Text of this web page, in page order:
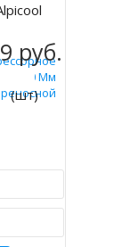
Мм
руб.
(шт)